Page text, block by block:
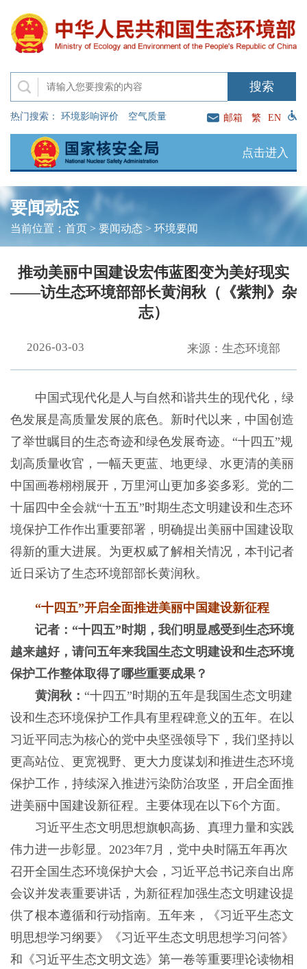
热门搜索： 环境影响评价 空气质量 邮箱 繁 EN
点击进入
要闻动态
当前位置： 首页> 要闻动态 > 环境要闻
推动美丽中国建设宏伟蓝图变为美好现实
——访生态环境部部长黄润秋（《紫荆》杂
志）
2026-03-03 来源：生态环境部
中国式现代化是人与自然和谐共生的现代化，绿
色发展是高质量发展的底色。新时代以来，中国创造
了举世瞩目的生态奇迹和绿色发展奇迹。“十四五”规
划高质量收官，一幅天更蓝、地更绿、水更清的美丽
中国画卷栩栩展开，万里河山更加多姿多彩。党的二
十届四中全会就“十五五”时期生态文明建设和生态环
境保护工作作出重要部署，明确提出美丽中国建设取
得新的重大进展。为更权威了解相关情况，本刊记者
近日采访了生态环境部部长黄润秋。
“十四五”开启全面推进美丽中国建设新征程
记者：“十四五”时期，我们明显感受到生态环境
越来越好，请问五年来我国生态文明建设和生态环境
保护工作整体取得了哪些重要成果？
黄润秋： “十四五”时期的五年是我国生态文明建
设和生态环境保护工作具有里程碑意义的五年。在以
习近平同志为核心的党中央坚强领导下，我们坚持以
更高站位、更宽视野、更大力度谋划和推进生态环境
保护工作，持续深入推进污染防治攻坚，开启全面推
进美丽中国建设新征程。主要体现在以下6个方面。
习近平生态文明思想旗帜高扬、真理力量和实践
伟力进一步彰显。2023年7月，党中央时隔五年再次
召开全国生态环境保护大会，习近平总书记亲自出席
会议并发表重要讲话，为新征程加强生态文明建设提
供了根本遵循和行动指南。五年来，《习近平生态文
明思想学习纲要》《习近平生态文明思想学习问答》
和《习近平生态文明文选》第一卷等重要理论读物相